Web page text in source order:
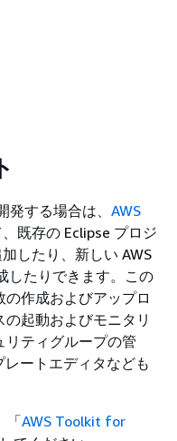
発する場合は、 AWS
既存の Eclipse プロジ
したり、新しい AWS
したりできます。この
作成およびアップロ
起動およびモニタリ
リティグループの管
ートエディタなども
「AWS Toolkit for